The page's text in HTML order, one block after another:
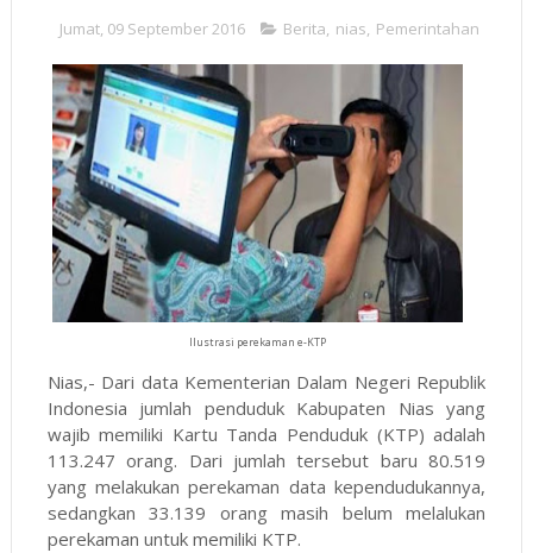
Jumat, 09 September 2016 Berita, nias, Pemerintahan
Ilustrasi perekaman e-KTP
Nias,- Dari data Kementerian Dalam Negeri Republik
Indonesia jumlah penduduk Kabupaten Nias yang
wajib memiliki Kartu Tanda Penduduk (KTP) adalah
113.247 orang. Dari jumlah tersebut baru 80.519
yang melakukan perekaman data kependudukannya,
sedangkan 33.139 orang masih belum melalukan
perekaman untuk memiliki KTP.